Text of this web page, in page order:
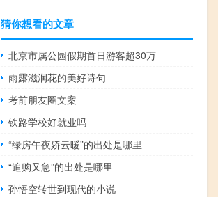
猜你想看的文章
北京市属公园假期首日游客超30万
雨露滋润花的美好诗句
考前朋友圈文案
铁路学校好就业吗
“绿房午夜娇云暖”的出处是哪里
“追购又急”的出处是哪里
孙悟空转世到现代的小说